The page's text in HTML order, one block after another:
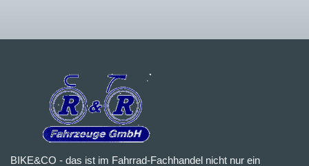
BIKE&CO - das ist im Fahrrad-Fachhandel nicht nur ein